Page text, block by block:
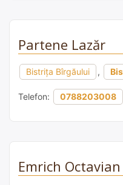
Partene Lazăr
Bistrița Bîrgăului ,
Telefon: 0788203008
Emrich Octavian